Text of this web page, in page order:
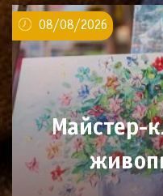
08/08/2026
Майстер-